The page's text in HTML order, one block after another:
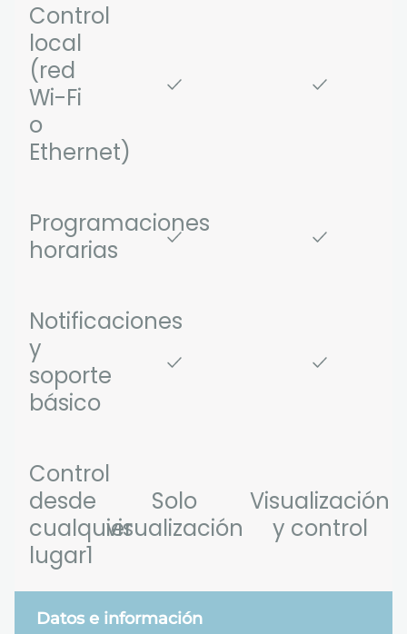
Control
local
(red
Wi-Fi
o
Ethernet)
Programaciones
horarias
Notificaciones
y
soporte
básico
Control
desde
cualquier
lugar1
Solo
visualización
Visualización
y control
Datos e información